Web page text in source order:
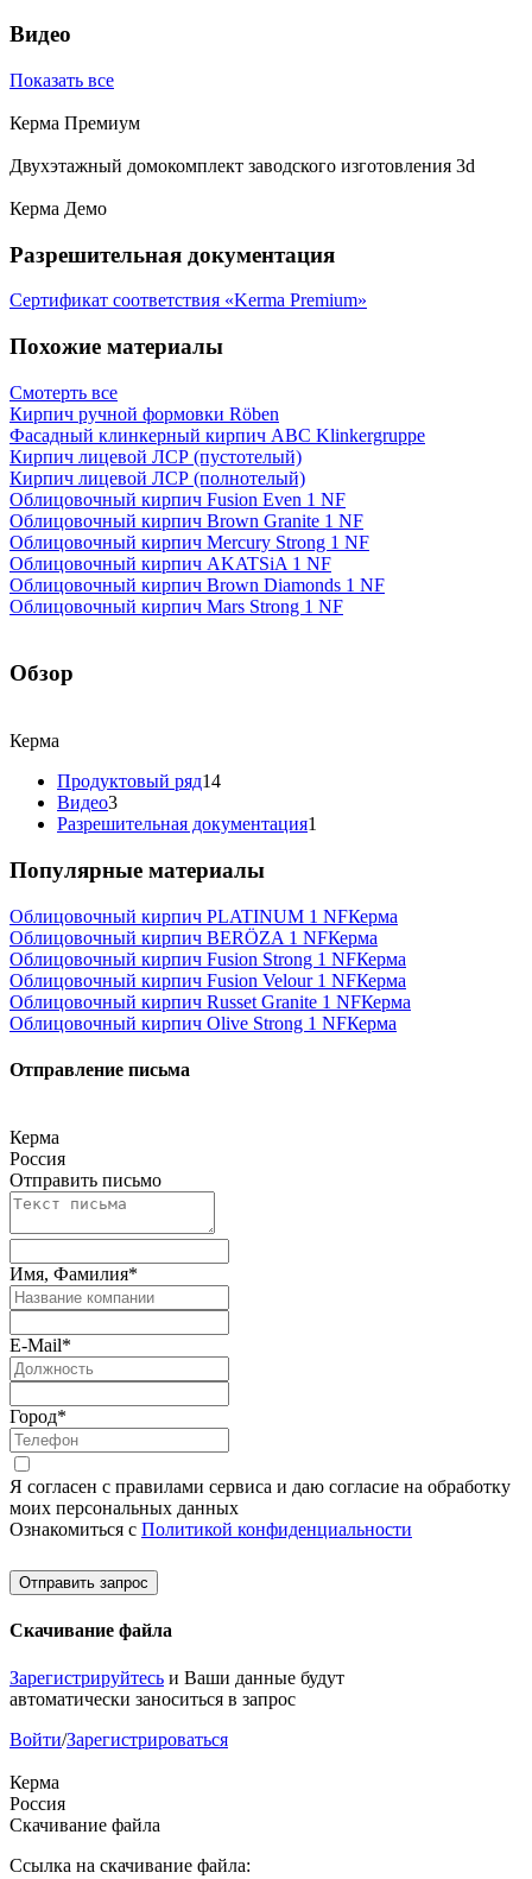
Видео
Показать все
Керма Премиум
Двухэтажный домокомплект заводского изготовления 3d
Керма Демо
Разрешительная документация
Сертификат соответствия «Kerma Premium»
Похожие материалы
Смотерть все
Кирпич ручной формовки Röben
Фасадный клинкерный кирпич ABC Klinkergruppe
Кирпич лицевой ЛСР (пустотелый)
Кирпич лицевой ЛСР (полнотелый)
Облицовочный кирпич Fusion Even 1 NF
Облицовочный кирпич Brown Granite 1 NF
Облицовочный кирпич Mercury Strong 1 NF
Облицовочный кирпич AKATSiA 1 NF
Облицовочный кирпич Brown Diamonds 1 NF
Облицовочный кирпич Mars Strong 1 NF
Обзор
Керма
Продуктовый ряд14
Видео3
Разрешительная документация1
Популярные материалы
Облицовочный кирпич PLATINUM 1 NFКерма
Облицовочный кирпич BERÖZA 1 NFКерма
Облицовочный кирпич Fusion Strong 1 NFКерма
Облицовочный кирпич Fusion Velour 1 NFКерма
Облицовочный кирпич Russet Granite 1 NFКерма
Облицовочный кирпич Olive Strong 1 NFКерма
Отправление письма
Керма
Россия
Отправить письмо
Имя, Фамилия*
E-Mail*
Город*
Я согласен с правилами сервиса и даю согласие на обработку
моих персональных данных
Ознакомиться с Политикой конфиденциальности
Отправить запрос
Скачивание файла
Зарегистрируйтесь и Ваши данные будут
автоматически заноситься в запрос
Войти/Зарегистрироваться
Керма
Россия
Скачивание файла
Ссылка на скачивание файла: